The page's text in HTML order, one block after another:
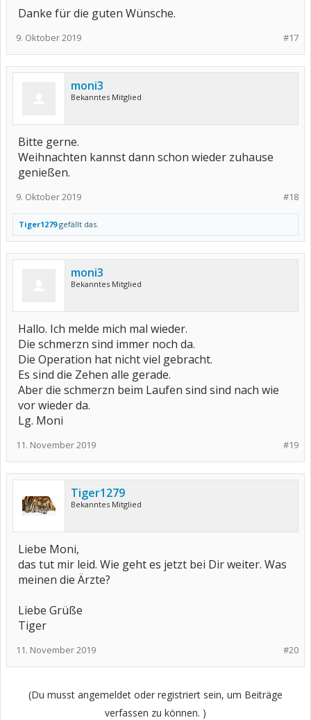
Danke für die guten Wünsche.
#17
9. Oktober 2019
moni3
Bekanntes Mitglied
Bitte gerne.
Weihnachten kannst dann schon wieder zuhause
genießen.
#18
9. Oktober 2019
Tiger1279gefällt das.
moni3
Bekanntes Mitglied
Hallo. Ich melde mich mal wieder.
Die schmerzn sind immer noch da.
Die Operation hat nicht viel gebracht.
Es sind die Zehen alle gerade.
Aber die schmerzn beim Laufen sind sind nach wie
vor wieder da.
Lg. Moni
#19
11. November 2019
Tiger1279
Bekanntes Mitglied
Liebe Moni,
das tut mir leid. Wie geht es jetzt bei Dir weiter. Was
meinen die Ärzte?
Liebe Grüße
Tiger
#20
11. November 2019
(Du musst angemeldet oder registriert sein, um Beiträge
verfassen zu können. )